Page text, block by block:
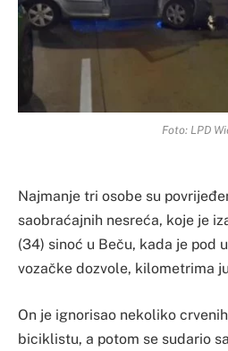
Foto: LPD
Najmanje tri osobe su
saobraćajnih nesreća, koje je
(34) sinoć u Beču, kada je pod
vozačke dozvole, kilometrima
On je ignorisao nekoliko
biciklistu, a potom se sudario